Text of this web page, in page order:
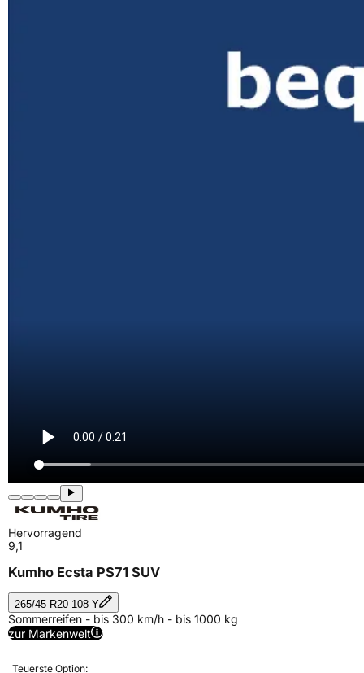
Hervorragend
9,1
Kumho Ecsta PS71 SUV
265/45 R20 108 Y
Sommerreifen - bis 300 km/h - bis 1000 kg
zur Markenwelt
Teuerste Option: